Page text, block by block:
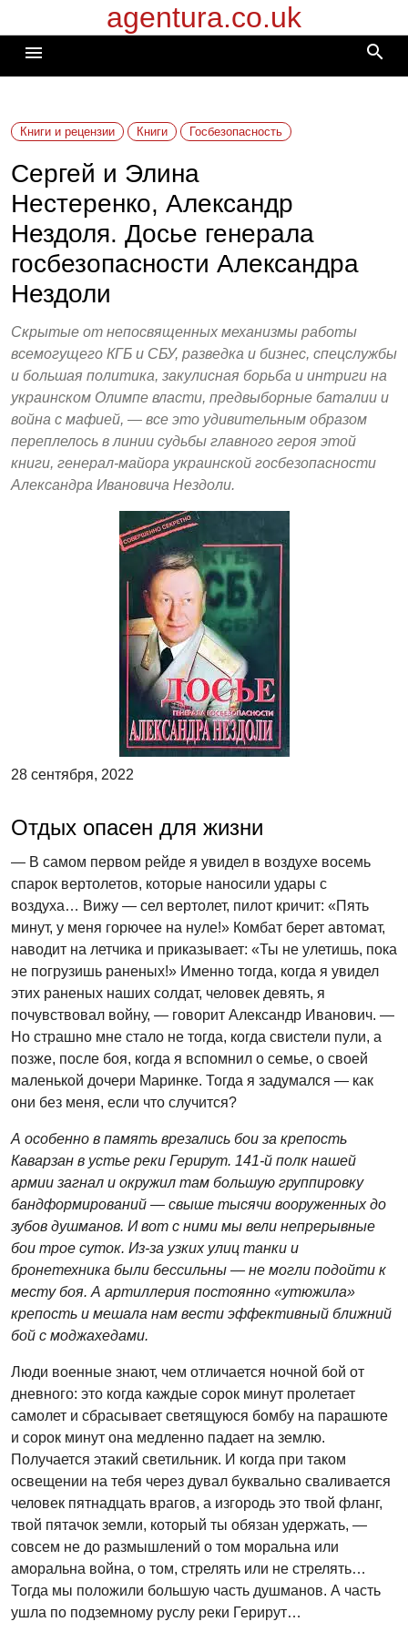
к
содержимому
agentura.co.uk
menu search
Книги и рецензии Книги Госбезопасность
Сергей и Элина
Нестеренко, Александр
Нездоля. Досье генерала
госбезопасности Александра
Нездоли
Скрытые от непосвященных механизмы работы
всемогущего КГБ и СБУ, разведка и бизнес, спецслужбы
и большая политика, закулисная борьба и интриги на
украинском Олимпе власти, предвыборные баталии и
война с мафией, — все это удивительным образом
переплелось в линии судьбы главного героя этой
книги, генерал-майора украинской госбезопасности
Александра Ивановича Нездоли.
28 сентября, 2022
Отдых опасен для жизни
— В самом первом рейде я увидел в воздухе восемь
спарок вертолетов, которые наносили удары с
воздуха… Вижу — сел вертолет, пилот кричит: «Пять
минут, у меня горючее на нуле!» Комбат берет автомат,
наводит на летчика и приказывает: «Ты не улетишь, пока
не погрузишь раненых!» Именно тогда, когда я увидел
этих раненых наших солдат, человек девять, я
почувствовал войну, — говорит Александр Иванович. —
Но страшно мне стало не тогда, когда свистели пули, а
позже, после боя, когда я вспомнил о семье, о своей
маленькой дочери Маринке. Тогда я задумался — как
они без меня, если что случится?
А особенно в память врезались бои за крепость
Каварзан в устье реки Герирут. 141-й полк нашей
армии загнал и окружил там большую группировку
бандформирований — свыше тысячи вооруженных до
зубов душманов. И вот с ними мы вели непрерывные
бои трое суток. Из-за узких улиц танки и
бронетехника были бессильны — не могли подойти к
месту боя. А артиллерия постоянно «утюжила»
крепость и мешала нам вести эффективный ближний
бой с моджахедами.
Люди военные знают, чем отличается ночной бой от
дневного: это когда каждые сорок минут пролетает
самолет и сбрасывает светящуюся бомбу на парашюте
и сорок минут она медленно падает на землю.
Получается этакий светильник. И когда при таком
освещении на тебя через дувал буквально сваливается
человек пятнадцать врагов, а изгородь это твой фланг,
твой пятачок земли, который ты обязан удержать, —
совсем не до размышлений о том моральна или
аморальна война, о том, стрелять или не стрелять…
Тогда мы положили большую часть душманов. А часть
ушла по подземному руслу реки Герирут…